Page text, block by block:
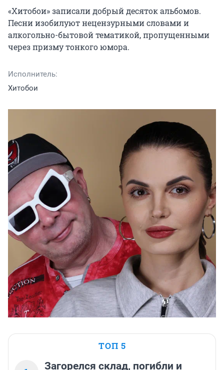
«Хитобои» записали добрый десяток альбомов.
Песни изобилуют нецензурными словами и
алкогольно-бытовой тематикой, пропущенными
через призму тонкого юмора.
Исполнитель:
Хитобои
ТОП 5
Загорелся склад, погибли и